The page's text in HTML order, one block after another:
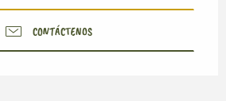
CONTÁCTENOS